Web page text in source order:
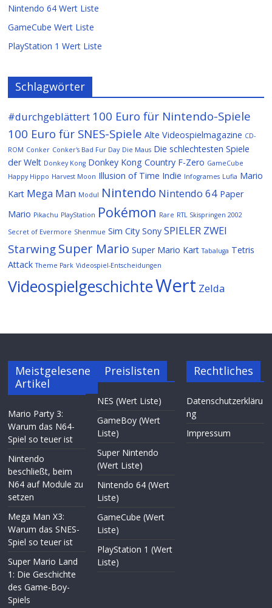
Nintendo 64 Wert Liste
GameCube Wert Liste
PlayStation 1 Wert Liste
Schlagwörter
#durchgeblättert 100 Euro für Nintendo-Spiele
100 Euro für SNES-Spiele Alte Videospielmagazine CD-
ROM Conker Conker's Bad Fur Day Die Maus Die schlechtesten Spiele
der Welt Donkey Kong Donkey Kong Country F-Zero GameCube
Happy Hippo Harvest Moon Illusion of Time Indie Infogrames Lufia Mario
Kart Mega Man Modul Nintendo Nintendo 64 Paper
Mario Pikachu PlayStation Pokémon Rare RTL Skispringen 2002
Secret of Evermore Shenmue Sim City Sony SPIELER ZWEI
Starwing Super Mario Super Mario Kart Tabaluga Tetris
Attack Theme Park Videospiel-Entscheidungen
VideospielgeschichteWert Zelda
Meistgelesene
Artikel
Mario Party 3:
Warum das N64-
Spiel so teuer ist
Nintendo
beschließt, beim
N64 auf Module zu
setzen
Mega Man X3:
Warum das SNES-
Spiel so teuer ist
Super Mario Land
1: Die Geschichte
des Game-Boy-
Spiels
Preislisten
NES (Wert Liste)
GameBoy (Wert
Liste)
Super Nintendo
(Wert Liste)
Nintendo 64 (Wert
Liste)
GameCube (Wert
Liste)
PlayStation 1 (Wert
Liste)
Rechtliches
Datenschutzerkläru
ng
Impressum